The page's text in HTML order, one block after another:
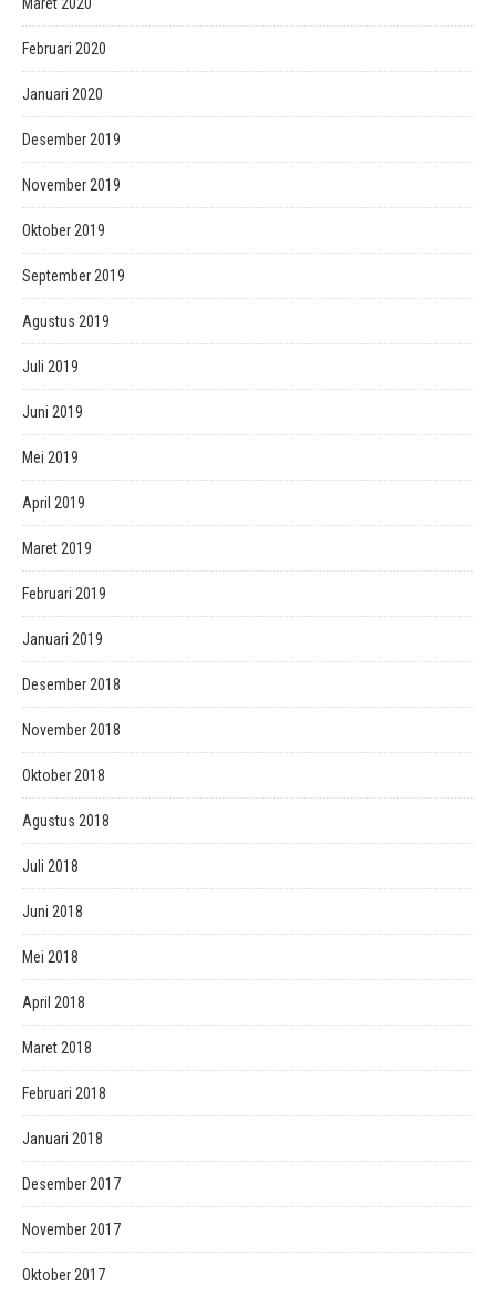
Februari 2020
Januari 2020
Desember 2019
November 2019
Oktober 2019
September 2019
Agustus 2019
Juli 2019
Juni 2019
Mei 2019
April 2019
Maret 2019
Februari 2019
Januari 2019
Desember 2018
November 2018
Oktober 2018
Agustus 2018
Juli 2018
Juni 2018
Mei 2018
April 2018
Maret 2018
Februari 2018
Januari 2018
Desember 2017
November 2017
Oktober 2017